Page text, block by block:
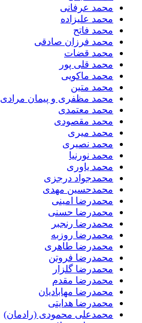
محمد عرفانی
محمد علیزاده
محمد فاتح
محمد فرزان صادقی
محمد قضات
محمد قلی پور
محمد ماکویی
محمد متین
محمد مظفری و پیمان مرادی
محمد معتمدی
محمد مقصودی
محمد میری
محمد نصیری
محمد نورنیا
محمد یاوری
محمدجواد درجزی
محمدحسین مهدی
محمدرضا امینی
محمدرضا حسنی
محمدرضا رنجبر
محمدرضا روزبه
محمدرضا طاهری
محمدرضا فروتن
محمدرضا گلزار
محمدرضا مقدم
محمدرضا مهابادیان
محمدرضا هدایتی
محمدعلی محمودی (رادمان)